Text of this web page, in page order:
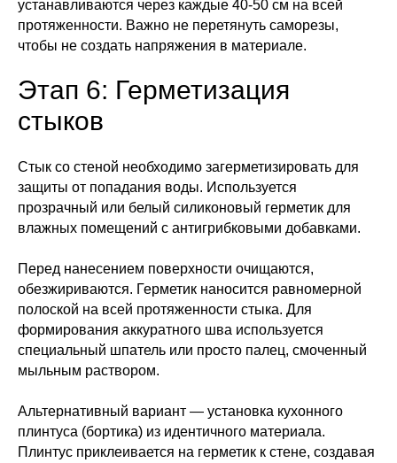
устанавливаются через каждые 40-50 см на всей
протяженности. Важно не перетянуть саморезы,
чтобы не создать напряжения в материале.
Этап 6: Герметизация
стыков
Стык со стеной необходимо загерметизировать для
защиты от попадания воды. Используется
прозрачный или белый силиконовый герметик для
влажных помещений с антигрибковыми добавками.
Перед нанесением поверхности очищаются,
обезжириваются. Герметик наносится равномерной
полоской на всей протяженности стыка. Для
формирования аккуратного шва используется
специальный шпатель или просто палец, смоченный
мыльным раствором.
Альтернативный вариант — установка кухонного
плинтуса (бортика) из идентичного материала.
Плинтус приклеивается на герметик к стене, создавая